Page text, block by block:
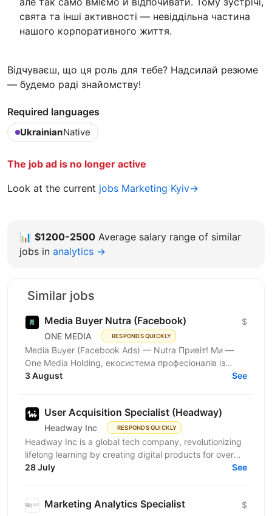
свята та інші активності — невіддільна частина
нашого корпоративного життя.
Відчуваєш, що ця роль для тебе? Надсилай резюме
— будемо раді знайомству!
Required languages
UkrainianNative
The job ad is no longer active
Look at the current jobs Marketing Kyiv→
📊 $1200-2500 Average salary range of similar
jobs in analytics →
Similar jobs
Media Buyer Nutra (Facebook)
ONE MEDIA RESPONDS QUICKLY
$
Media Buyer (Facebook Ads) — Nutra Привіт! Ми —
One Media Holding, екосистема професіоналів із
глибокою експертизою в digital-маркетингу та
3 August See
User Acquisition Specialist (Headway)
Headway Inc RESPONDS QUICKLY
Headway Inc is a global tech company, revolutionizing
lifelong learning by creating digital products for over
170 million users worldwide. Our mission is to...
28 July See
Marketing Analytics Specialist $